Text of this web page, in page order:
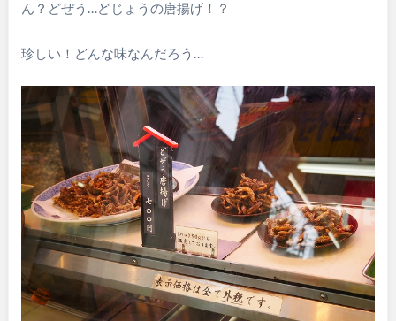
ん？どぜう…どじょうの唐揚げ！？
珍しい！どんな味なんだろう…